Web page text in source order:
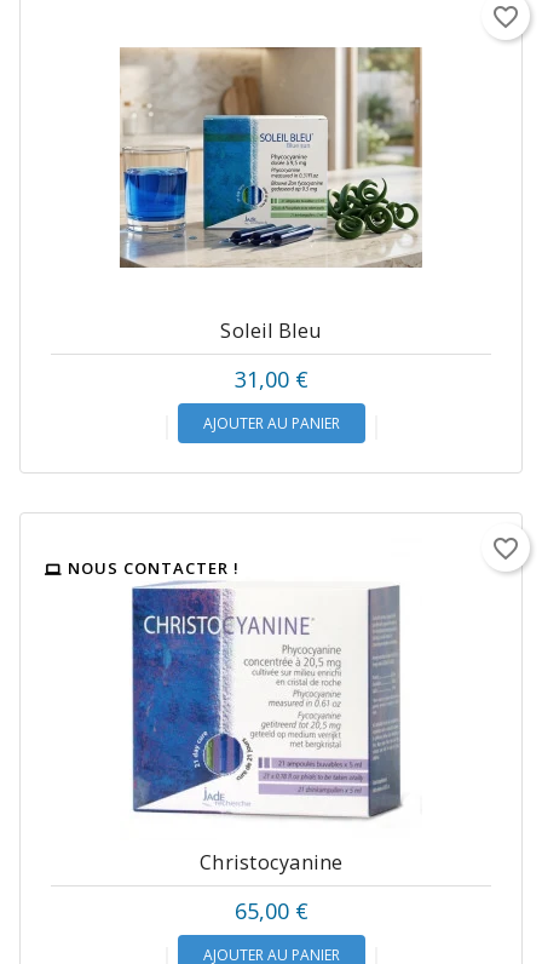
Informations
Soleil Bleu
31,00 €Prix
AJOUTER AU PANIER
favorite_border
NOUS CONTACTER !
Christocyanine
65,00 €Prix
AJOUTER AU PANIER
favorite_border